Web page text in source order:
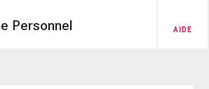
Personnel AIDE